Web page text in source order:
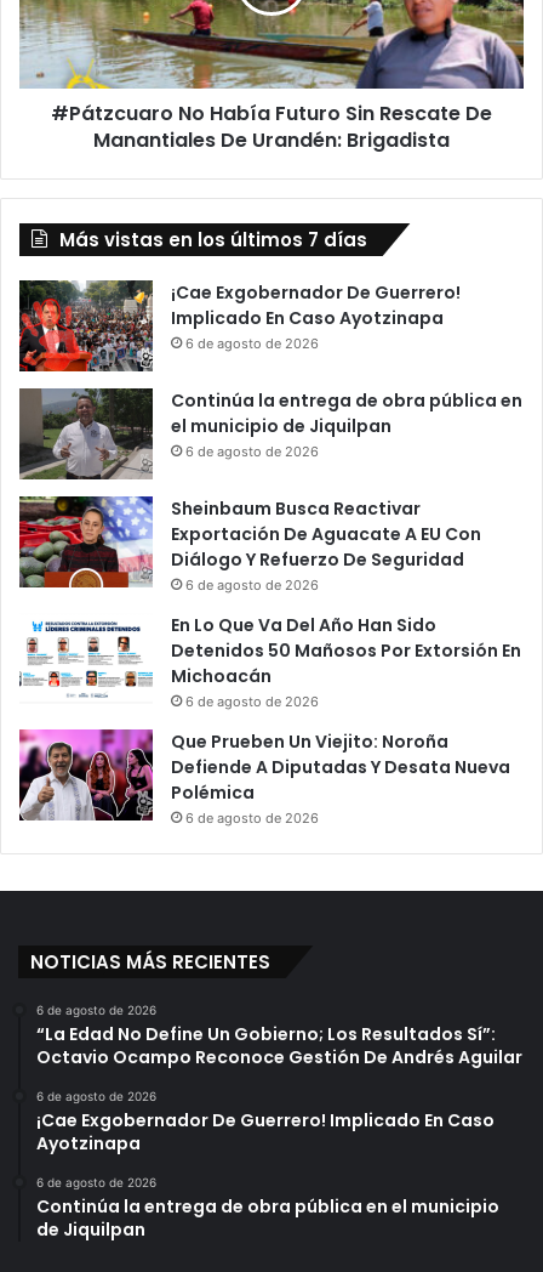
Rescate
De
Manantiales
De
Urandén:
#Pátzcuaro No Había Futuro Sin Rescate De
Manantiales De Urandén: Brigadista
Más vistas en los últimos 7 días
¡Cae Exgobernador De Guerrero!
Implicado En Caso Ayotzinapa
6 de agosto de 2026
Continúa la entrega de obra pública en
el municipio de Jiquilpan
6 de agosto de 2026
Sheinbaum Busca Reactivar
Exportación De Aguacate A EU Con
Diálogo Y Refuerzo De Seguridad
6 de agosto de 2026
En Lo Que Va Del Año Han Sido
Detenidos 50 Mañosos Por Extorsión En
Michoacán
6 de agosto de 2026
Que Prueben Un Viejito: Noroña
Defiende A Diputadas Y Desata Nueva
Polémica
6 de agosto de 2026
NOTICIAS MÁS RECIENTES
6 de agosto de 2026
“La Edad No Define Un Gobierno; Los Resultados Sí”:
Octavio Ocampo Reconoce Gestión De Andrés Aguilar
6 de agosto de 2026
¡Cae Exgobernador De Guerrero! Implicado En Caso
Ayotzinapa
6 de agosto de 2026
Continúa la entrega de obra pública en el municipio
de Jiquilpan